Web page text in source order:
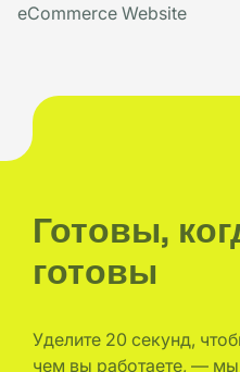
eCommerce Website
Готовы,
готовы
Уделите 20 секунд,
чем вы работаете, —